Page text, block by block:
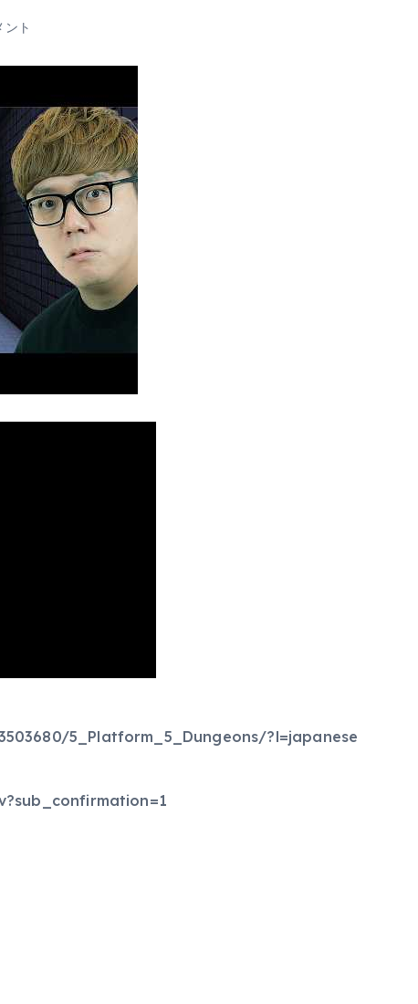
ト
5_Platform_5_Dungeons/?l=japanese